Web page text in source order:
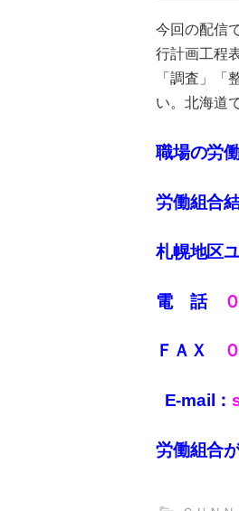
今回の配信
行計画工程
「調査」「
い。北海道
職場の労
労働組合
札幌地区
電 話
ＦＡＸ
E-mail：
労働組合